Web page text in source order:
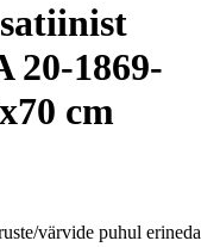
20-1869-
cm
värvide puhul erineda